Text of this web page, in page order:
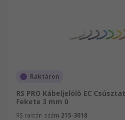
Raktáron
RS PRO Kábeljelölő EC
Fekete 3 mm 0
RS raktári szám 215-3018